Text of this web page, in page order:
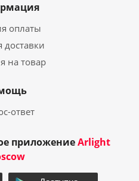
оплаты
доставки
на товар
ответ
приложениеArlight